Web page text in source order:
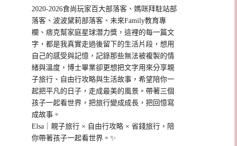
2020-2026食尚玩家百大部落客、媽咪拜駐站部
落客、波波黛莉部落客、未來Family教育專
欄、痞克幫家庭星球潛力獎，這裡的每一篇文
字，都是我真實走過後留下的生活片段，想用
自己的感受與記憶，記錄那些無法被複製的情
緒與溫度，博士畢業卻更想把文字用來分享親
子旅行、自由行攻略與生活故事，希望陪你一
起把平凡的日子，走成最美的風景。帶著三個
孩子一起看世界，把旅行變成成長，把回憶寫
成故事。
Elsa｜親子旅行 × 自由行攻略 × 省錢旅行，陪
你帶著孩子一起看世界。✨